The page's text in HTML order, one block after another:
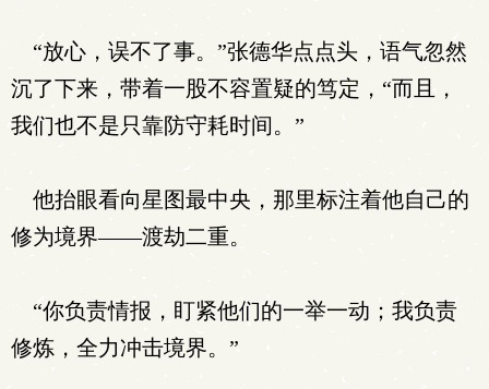
“放心，误不了事。”张德华点点头，语气忽然
沉了下来，带着一股不容置疑的笃定，“而且，
我们也不是只靠防守耗时间。”
他抬眼看向星图最中央，那里标注着他自己的
修为境界——渡劫二重。
“你负责情报，盯紧他们的一举一动；我负责
修炼，全力冲击境界。”